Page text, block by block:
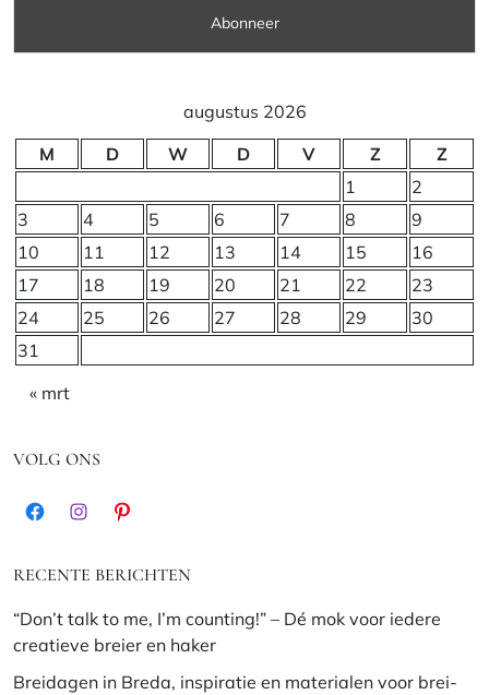
augustus 2026
M
D W D V Z
Z
1
2
3
4 5 6 7 8
9
10
11 12 13 14 15
16
17
18 19 20 21 22
23
24
25 26 27 28 29
30
31
« mrt
VOLG ONS
FacebookInstagramPinterest
RECENTE BERICHTEN
“Don’t talk to me, I’m counting!” – Dé mok voor iedere
creatieve breier en haker
Breidagen in Breda, inspiratie en materialen voor brei-